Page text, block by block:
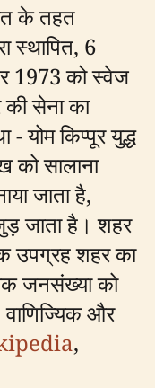
के तहत
स्थापित, 6
1973 को स्वेज
सेना का
योम किप्पूर युद्ध
को सालाना
जाता है,
जाता है। शहर
उपग्रह शहर का
जनसंख्या को
और
,